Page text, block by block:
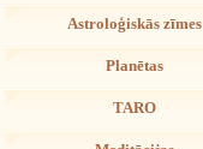
Astroloģiskās zīmes
Planētas
TARO